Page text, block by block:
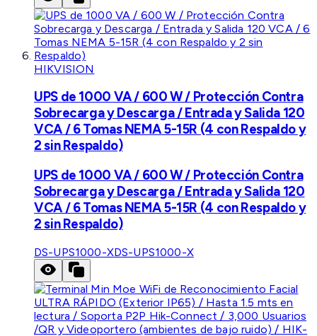
HIKVISION
UPS de 1000 VA / 600 W / Protección Contra
Sobrecarga y Descarga / Entrada y Salida 120
VCA / 6 Tomas NEMA 5-15R (4 con Respaldo y
2 sin Respaldo)
UPS de 1000 VA / 600 W / Protección Contra
Sobrecarga y Descarga / Entrada y Salida 120
VCA / 6 Tomas NEMA 5-15R (4 con Respaldo y
2 sin Respaldo)
DS-UPS1000-XDS-UPS1000-X